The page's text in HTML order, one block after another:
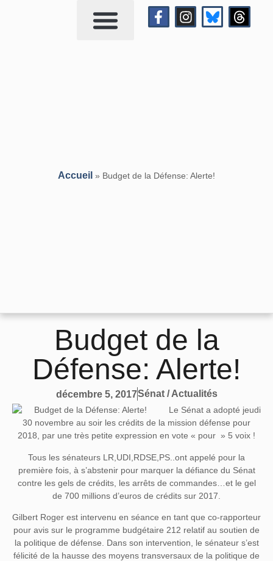
Accueil » Budget de la Défense: Alerte!
Budget de la
Défense: Alerte!
décembre 5, 2017Sénat / Actualités
Le Sénat a adopté jeudi
30 novembre au soir les crédits de la mission défense pour
2018, par une très petite expression en vote « pour » 5 voix !
Tous les sénateurs LR,UDI,RDSE,PS..ont appelé pour la
première fois, à s’abstenir pour marquer la défiance du Sénat
contre les gels de crédits, les arrêts de commandes…et le gel
de 700 millions d’euros de crédits sur 2017.
Gilbert Roger est intervenu en séance en tant que co-rapporteur
pour avis sur le programme budgétaire 212 relatif au soutien de
la politique de défense. Dans son intervention, le sénateur s’est
félicité de la hausse des moyens transversaux de la politique de